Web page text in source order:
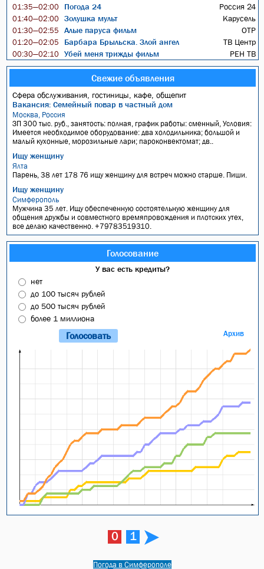
01:35—02:00 Погода 24 Россия 24
01:40—02:00 Золушка мульт Карусель
01:30—02:55 Алые паруса фильм ОТР
01:20—02:05 Барбара Брыльска. Злой ангел ТВ Центр
00:30—02:10 Убей меня трижды фильм РЕН ТВ
Свежие объявления
Сфера обслуживания, гостиницы, кафе, общепит
Вакансия: Семейный повар в частный дом
Москва, Россия
ЗП 300 тыс. руб., занятость: полная, график работы: сменный, Условия:
Имеется необходимое оборудование: два холодильника; большой и
малый кухонные, морозильные лари; пароконвектомат; дв..
Ищу женщину
Ялта
Парень, 38 лет 178 76 ищу женщину для встреч можно старше. Пиши.
Ищу женщину
Симферополь
Мужчина 35 лет. Ищу обеспеченную состоятельную женщину для
общения дружбы и совместного времяпровождения и плотских утех,
все делаю качественно. +79783519310.
Голосование
У вас есть кредиты?
нет
до 100 тысяч рублей
до 500 тысяч рублей
более 1 миллиона
Архив
0 1
Погода в Симферополе